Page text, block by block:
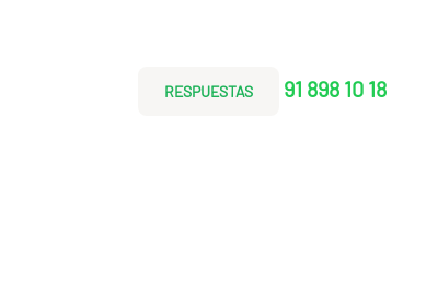
RESPUESTAS 91 898 10 18